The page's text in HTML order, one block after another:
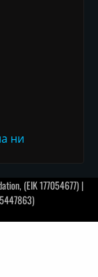
ни
(EIK 177054677) |